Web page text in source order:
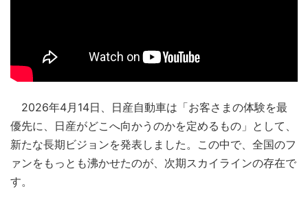
2026年4月14日、日産自動車は「お客さまの体験を最
優先に、日産がどこへ向かうのかを定めるもの」として、
新たな長期ビジョンを発表しました。この中で、全国のフ
ァンをもっとも沸かせたのが、次期スカイラインの存在で
す。